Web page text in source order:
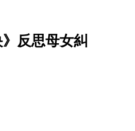
反思母女糾